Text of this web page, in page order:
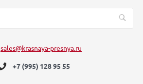
sales@krasnaya-presnya.ru
+7 (995) 128 95 55